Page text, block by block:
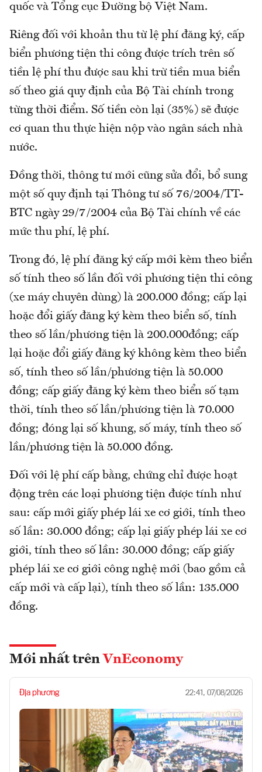
quốc và Tổng cục Đường bộ Việt Nam.
Riêng đối với khoản thu từ lệ phí đăng ký, cấp
biển phương tiện thi công được trích trên số
tiền lệ phí thu được sau khi trừ tiền mua biển
số theo giá quy định của Bộ Tài chính trong
từng thời điểm. Số tiền còn lại (35%) sẽ được
cơ quan thu thực hiện nộp vào ngân sách nhà
nước.
Đồng thời, thông tư mới cũng sửa đổi, bổ sung
một số quy định tại Thông tư số 76/2004/TT-
BTC ngày 29/7/2004 của Bộ Tài chính về các
mức thu phí, lệ phí.
Trong đó, lệ phí đăng ký cấp mới kèm theo biển
số tính theo số lần đối với phương tiện thi công
(xe máy chuyên dùng) là 200.000 đồng; cấp lại
hoặc đổi giấy đăng ký kèm theo biển số, tính
theo số lần/phương tiện là 200.000đồng; cấp
lại hoặc đổi giấy đăng ký không kèm theo biển
số, tính theo số lần/phương tiện là 50.000
đồng; cấp giấy đăng ký kèm theo biển số tạm
thời, tính theo số lần/phương tiện là 70.000
đồng; đóng lại số khung, số máy, tính theo số
lần/phương tiện là 50.000 đồng.
Đối với lệ phí cấp bằng, chứng chỉ được hoạt
động trên các loại phương tiện được tính như
sau: cấp mới giấy phép lái xe cơ giới, tính theo
số lần: 30.000 đồng; cấp lại giấy phép lái xe cơ
giới, tính theo số lần: 30.000 đồng; cấp giấy
phép lái xe cơ giới công nghệ mới (bao gồm cả
cấp mới và cấp lại), tính theo số lần: 135.000
đồng.
Mới nhất trên VnEconomy
Địa phương 22:41, 07/08/2026